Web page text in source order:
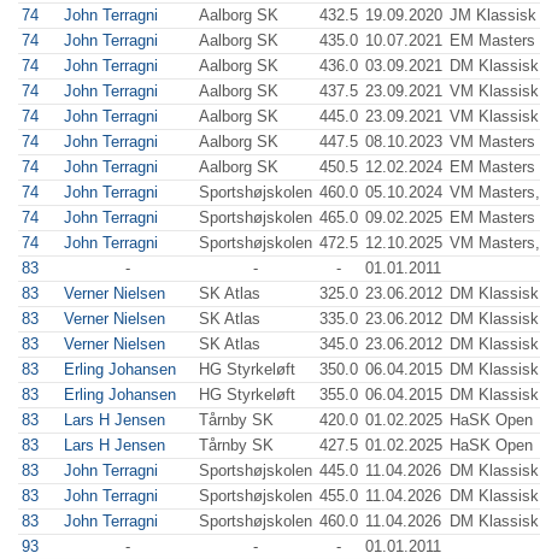
74
John Terragni Aalborg SK 432.5 19.09.2020 JM
74
John Terragni Aalborg SK 435.0 10.07.2021 EM Masters
74
John Terragni Aalborg SK 436.0 03.09.2021 DM Klassisk
74
John Terragni Aalborg SK 437.5 23.09.2021 VM Klassisk
74
John Terragni Aalborg SK 445.0 23.09.2021 VM Klassisk
74
John Terragni Aalborg SK 447.5 08.10.2023 VM
74
John Terragni Aalborg SK 450.5 12.02.2024 EM
74
John Terragni Sportshøjskolen 460.0 05.10.2024 VM
74
John Terragni Sportshøjskolen 465.0 09.02.2025 EM
74
John Terragni Sportshøjskolen 472.5 12.10.2025 VM
83
- - -
01.01.2011
83
Verner Nielsen SK Atlas 325.0 23.06.2012 DM Klassisk
83
Verner Nielsen SK Atlas 335.0 23.06.2012 DM Klassisk
83
Verner Nielsen SK Atlas 345.0 23.06.2012 DM Klassisk
83
Erling Johansen HG Styrkeløft 350.0 06.04.2015 DM Klassisk
83
Erling Johansen HG Styrkeløft 355.0 06.04.2015 DM Klassisk
83
Lars H Jensen Tårnby SK 420.0 01.02.2025 HaSK Open
83
Lars H Jensen Tårnby SK 427.5 01.02.2025 HaSK Open
83
John Terragni Sportshøjskolen 445.0 11.04.2026 DM
83
John Terragni Sportshøjskolen 455.0 11.04.2026 DM
83
John Terragni Sportshøjskolen 460.0 11.04.2026 DM
93
- - -
01.01.2011